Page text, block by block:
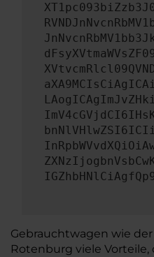
Gebrauchtwagen wie
Rotenburg viele Vorteile,